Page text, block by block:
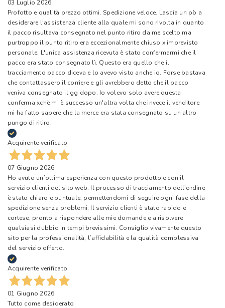
03 Luglio 2026
Profotto e qualità prezzo ottimi. Spedizione veloce. Lascia un pò a
desiderare l'assistenza cliente alla quale mi sono rivolta in quanto
il pacco risultava consegnato nel punto ritiro da me scelto ma
purtroppo il punto ritiro era eccezionalmente chiuso x imprevisto
personale. L'unica assistenza ricevuta è stato confermarmi che il
pacco era stato consegnato lì. Questo era quello che il
tracciamento pacco diceva e lo avevo visto anche io. Forse bastava
che contattassero il corriere e gli avrebbero detto che il pacco
veniva consegnato il gg dopo. Io volevo solo avere questa
conferma xchè mi è successo un'altra volta che invece il venditore
mi ha fatto sapere che la merce era stata consegnato su un altro
pungo di ritiro.
Acquirente verificato
07 Giugno 2026
Ho avuto un’ottima esperienza con questo prodotto e con il
servizio clienti del sito web. Il processo di tracciamento dell’ordine
è stato chiaro e puntuale, permettendomi di seguire ogni fase della
spedizione senza problemi. Il servizio clienti è stato rapido e
cortese, pronto a rispondere alle mie domande e a risolvere
qualsiasi dubbio in tempi brevissimi. Consiglio vivamente questo
sito per la professionalità, l’affidabilità e la qualità complessiva
del servizio offerto.
Acquirente verificato
01 Giugno 2026
Tutto come desiderato